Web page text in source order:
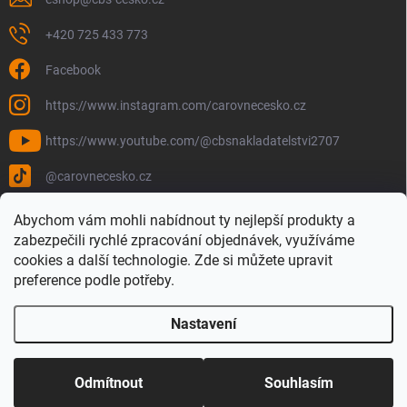
Abychom vám mohli nabídnout ty nejlepší produkty a
zabezpečili rychlé zpracování objednávek, využíváme
cookies a další technologie. Zde si můžete upravit
preference podle potřeby.
Nastavení
Odmítnout Souhlasím
+420 725 433 773
Facebook
https://www.instagram.com/carovnecesko.cz
https://www.youtube.com/@cbsnakladatelstvi2707
@carovnecesko.cz
Vytvořil Shoptet
Copyright 2026Čarovné Česko - Knihy, Mapy a Mapová móda. Všechna
práva vyhrazena.
Upravit nastavení cookies